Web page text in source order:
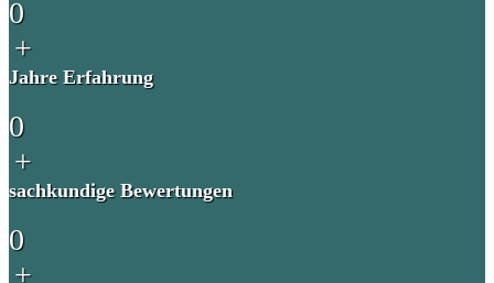
0
+
Jahre Erfahrung
0
+
sachkundige Bewertungen
0
+